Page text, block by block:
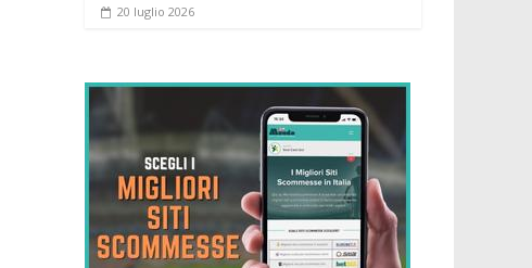
20 luglio 2026